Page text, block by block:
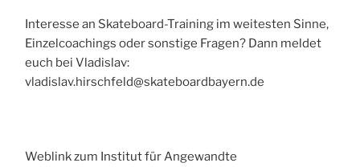
Interesse an Skateboard-Training im weitesten Sinne,
Einzelcoachings oder sonstige Fragen? Dann meldet
euch bei Vladislav:
vladislav.hirschfeld@skateboardbayern.de
Weblink zum Institut für Angewandte